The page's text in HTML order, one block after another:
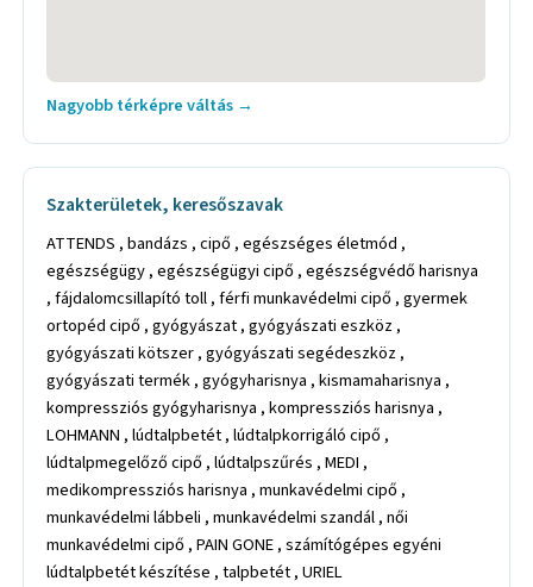
Nagyobb térképre váltás →
Szakterületek, keresőszavak
ATTENDS , bandázs , cipő , egészséges életmód ,
egészségügy , egészségügyi cipő , egészségvédő harisnya
, fájdalomcsillapító toll , férfi munkavédelmi cipő , gyermek
ortopéd cipő , gyógyászat , gyógyászati eszköz ,
gyógyászati kötszer , gyógyászati segédeszköz ,
gyógyászati termék , gyógyharisnya , kismamaharisnya ,
kompressziós gyógyharisnya , kompressziós harisnya ,
LOHMANN , lúdtalpbetét , lúdtalpkorrigáló cipő ,
lúdtalpmegelőző cipő , lúdtalpszűrés , MEDI ,
medikompressziós harisnya , munkavédelmi cipő ,
munkavédelmi lábbeli , munkavédelmi szandál , női
munkavédelmi cipő , PAIN GONE , számítógépes egyéni
lúdtalpbetét készítése , talpbetét , URIEL